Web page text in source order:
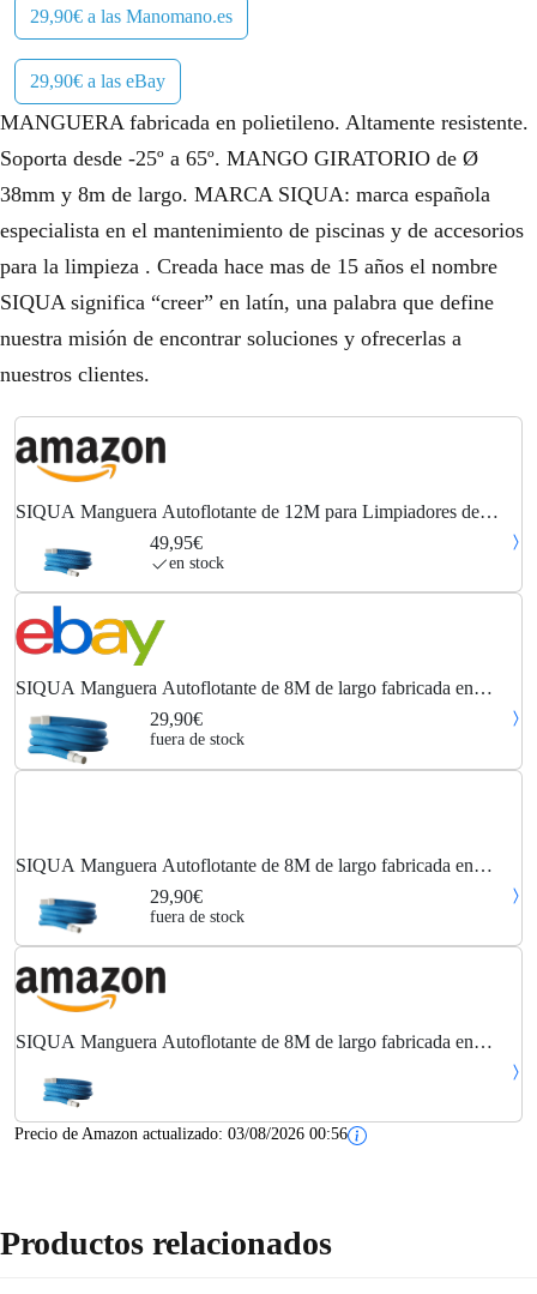
29,90€ a las Manomano.es
29,90€ a las eBay
MANGUERA fabricada en polietileno. Altamente resistente.
Soporta desde -25º a 65º. MANGO GIRATORIO de Ø
38mm y 8m de largo. MARCA SIQUA: marca española
especialista en el mantenimiento de piscinas y de accesorios
para la limpieza . Creada hace mas de 15 años el nombre
SIQUA significa “creer” en latín, una palabra que define
nuestra misión de encontrar soluciones y ofrecerlas a
nuestros clientes.
SIQUA Manguera Autoflotante de 12M para Limpiadores de
Piscina y Skimmer, Ø38mm, Flexible y Resistente al Desgaste,
Manguera Flotante para Uso Diario en...
49,95€
en stock
SIQUA Manguera Autoflotante de 8M de largo fabricada en
polietileno resistente29,90€
fuera de stock
SIQUA Manguera Autoflotante de 8M de largo fabricada en
polietileno altamente resistente. Perfecto para Skimmer y
limpiadores. Mango giratorio de Ø
29,90€
fuera de stock
SIQUA Manguera Autoflotante de 8M de largo fabricada en
limpiadores. Mango giratorio de Ø 38mm para...
Precio de Amazon actualizado: 03/08/2026 00:56
Productos relacionados